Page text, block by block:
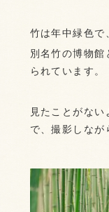
竹は年中緑色で
別名竹の博物館
られています。
見たことがな
で、撮影しなが